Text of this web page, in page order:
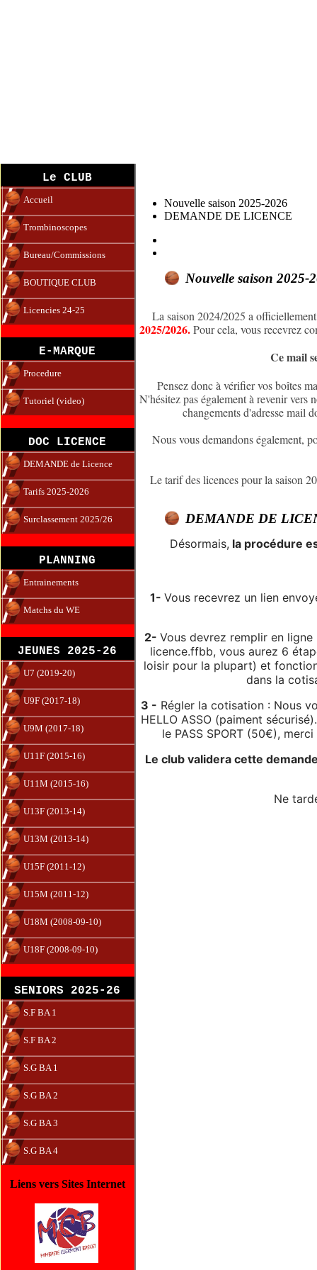
Le CLUB
Accueil
Trombinoscopes
Bureau/Commissions
BOUTIQUE CLUB
Licencies 24-25
E-MARQUE
Procedure
Tutoriel (video)
DOC LICENCE
DEMANDE de Licence
Tarifs 2025-2026
Surclassement 2025/26
PLANNING
Entrainements
Matchs du WE
JEUNES 2025-26
U7 (2019-20)
U9F (2017-18)
U9M (2017-18)
U11F (2015-16)
U11M (2015-16)
U13F (2013-14)
U13M (2013-14)
U15F (2011-12)
U15M (2011-12)
U18M (2008-09-10)
U18F (2008-09-10)
SENIORS 2025-26
S.F BA 1
S.F BA 2
S.G BA 1
S.G BA 2
S.G BA 3
S.G BA 4
Liens vers Sites Internet
Nouvelle saison 2025-2026
DEMANDE DE LICENCE
Nouvelle saison 2025-
La saison 2024/2025 a
2025/2026.Pour cela, vous recevrez
Ce mail
Pensez donc à vérifier vos boîtes
N'hésitez pas également à revenir vers
changements d'adresse mail
Nous vous demandons également,
Le tarif des licences pour la saison
DEMANDE DE
Désormais, la procédure
1- Vous recevrez un lien
2-Vous devrez remplir en
licence.ffbb, vous aurez 6
loisir pour la plupart) et
dans la
3 - Régler la cotisation : Nous
HELLO ASSO (paiment
le PASS SPORT (50€),
Le club validera cette
Ne